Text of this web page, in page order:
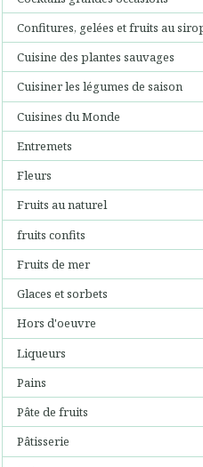
Confitures, gelées et fruits au
Cuisine des plantes sauvages
Cuisiner les légumes de saison
Cuisines du Monde
Entremets
Fleurs
Fruits au naturel
fruits confits
Fruits de mer
Glaces et sorbets
Hors d'oeuvre
Liqueurs
Pains
Pâte de fruits
Pâtisserie